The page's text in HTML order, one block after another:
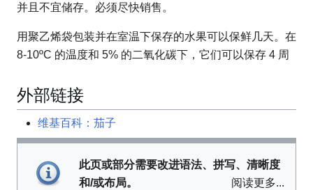
并且不宜储存。必须尽快销售。
用聚乙烯袋包装并在室温下保存的水果可以保鲜几天。在
8-10ºC 的温度和 5% 的二氧化碳下，它们可以保存 4 周
外部链接
维基百科：茄子
此页或部分需要改进语法、拼写、清晰度
和/或布局。
阅读更多...